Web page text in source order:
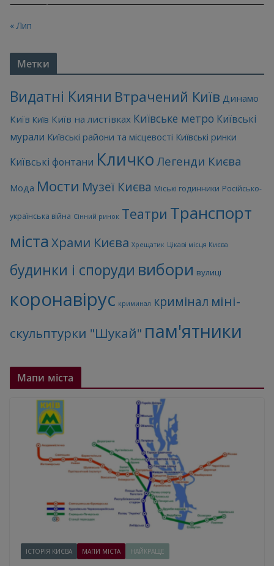
« Лип
Метки
Видатні Кияни Втрачений Київ Динамо
Київ Київ Київ на листівках Київське метро Київські
мурали Київські райони та місцевості Київські ринки
Київські фонтани Кличко Легенди Києва
Мода Мости Музеї Києва Міські годинники Російсько-
українська війна Сінний ринок Театри Транспорт
міста Храми Києва Хрещатик Цікаві місця Києва
будинки і споруди вибори вулиці
коронавірус криминал кримінал міні-
скульптурки "Шукай" пам'ятники
Мапи міста
ІСТОРІЯ КИЄВА МАПИ МІСТА НАЙКРАЩЕ